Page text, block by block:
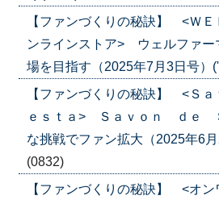
【ファンづくりの秘訣】 <ＷＥ
ンラインストア> ウェルファー
場を目指す（2025年7月3日号）
【ファンづくりの秘訣】 <Ｓ
ｅｓｔａ> Ｓａｖｏｎ ｄｅ
な挑戦でファン拡大（2025年6
(0832)
【ファンづくりの秘訣】 <オン